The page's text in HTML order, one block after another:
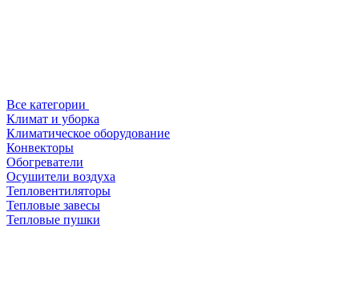
Все категории
Климат и уборка
Климатическое оборудование
Конвекторы
Обогреватели
Осушители воздуха
Тепловентиляторы
Тепловые завесы
Тепловые пушки